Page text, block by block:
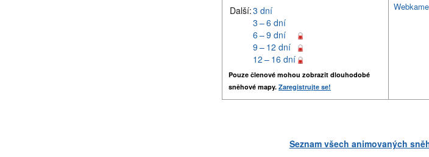
Další:3 dní
3 – 6 dní
6 – 9 dní
9 – 12 dní
12 – 16 dní
Pouze členové mohou zobrazit dlouhodobé
sněhové mapy. Zaregistrujte se!
Seznam všech animovaných